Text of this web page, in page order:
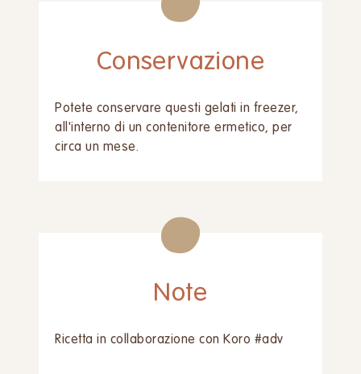
Conservazione
Potete conservare questi gelati in freezer,
all'interno di un contenitore ermetico, per
circa un mese.
Note
Ricetta in collaborazione con Koro #adv